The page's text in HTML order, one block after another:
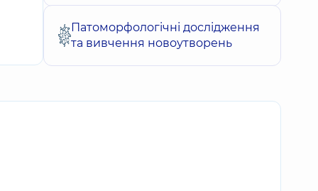
Патоморфологічні дослідження
та вивчення новоутворень